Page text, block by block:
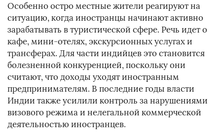
Особенно остро местные жители реагируют на
ситуацию, когда иностранцы начинают активно
зарабатывать в туристической сфере. Речь идет о
кафе, мини-отелях, экскурсионных услугах и
трансферах. Для части индийцев это становится
болезненной конкуренцией, поскольку они
считают, что доходы уходят иностранным
предпринимателям. В последние годы власти
Индии также усилили контроль за нарушениями
визового режима и нелегальной коммерческой
деятельностью иностранцев.